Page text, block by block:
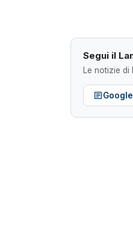
Segui il
Le notizie di